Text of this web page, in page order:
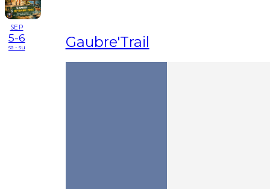
SEP
5-6
sa - su Gaubre'Trail